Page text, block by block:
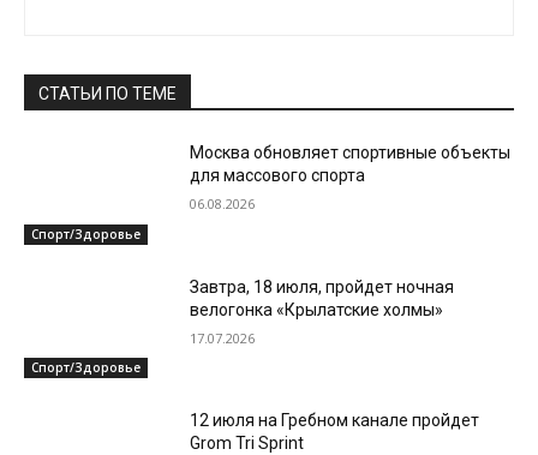
СТАТЬИ ПО ТЕМЕ
Спорт/Здоровье
Москва обновляет спортивные объекты
для массового спорта
06.08.2026
Спорт/Здоровье
Завтра, 18 июля, пройдет ночная
велогонка «Крылатские холмы»
17.07.2026
12 июля на Гребном канале пройдет
Grom Tri Sprint